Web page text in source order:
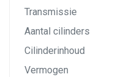
Transmissie
Aantal cilinders
Cilinderinhoud
Vermogen